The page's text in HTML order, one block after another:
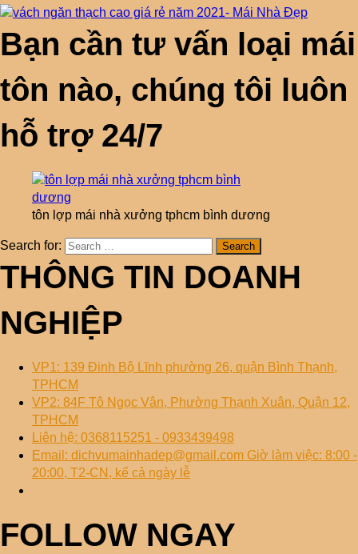
Bạn cần tư vấn loại mái
tôn nào, chúng tôi luôn
hỗ trợ 24/7
tôn lợp mái nhà xưởng tphcm bình dương
Search for:
THÔNG TIN DOANH
NGHIỆP
VP1: 139 Đinh Bộ Lĩnh phường 26, quận Bình Thạnh,
TPHCM
VP2: 84F Tô Ngọc Vân, Phường Thạnh Xuân, Quận 12,
TPHCM
Liên hệ: 0368115251 - 0933439498
Email: dichvumainhadep@gmail.com Giờ làm việc: 8:00 -
20:00, T2-CN, kể cả ngày lễ
FOLLOW NGAY